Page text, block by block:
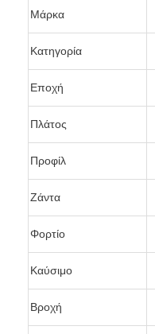
Μάρκα
Κατηγορία
Εποχή
Πλάτος
Προφίλ
Ζάντα
Φορτίο
Καύσιμο
Βροχή